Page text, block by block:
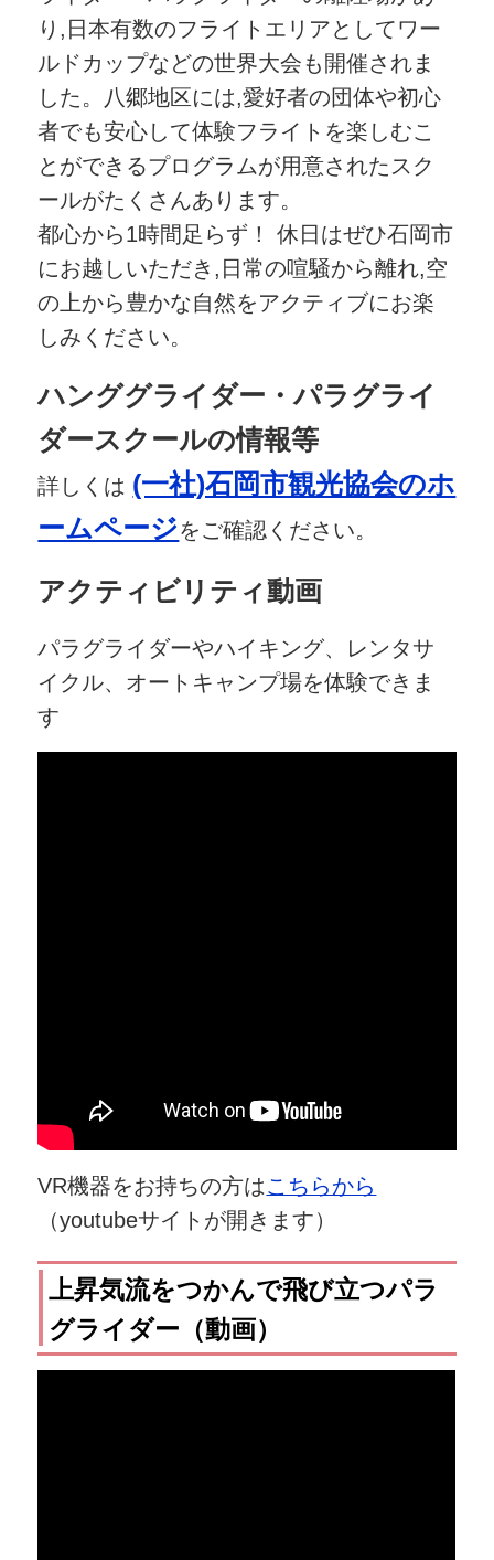
り,日本有数のフライトエリアとしてワー
ルドカップなどの世界大会も開催されま
した。八郷地区には,愛好者の団体や初心
者でも安心して体験フライトを楽しむこ
とができるプログラムが用意されたスク
ールがたくさんあります。
都心から1時間足らず！ 休日はぜひ石岡市
にお越しいただき,日常の喧騒から離れ,空
の上から豊かな自然をアクティブにお楽
しみください。
ハンググライダー・パラグライ
ダースクールの情報等
詳しくは (一社)石岡市観光協会のホ
ームページをご確認ください。
アクティビリティ動画
パラグライダーやハイキング、レンタサ
イクル、オートキャンプ場を体験できま
す
VR機器をお持ちの方はこちらから
（youtubeサイトが開きます）
上昇気流をつかんで飛び立つパラ
グライダー（動画）